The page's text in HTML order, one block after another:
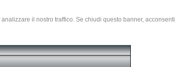
il nostro traffico. Se chiudi questo banner, acconsenti